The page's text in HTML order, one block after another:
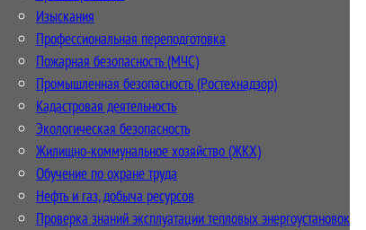
Изыскания
Профессиональная переподготовка
Пожарная безопасность (МЧС)
Промышленная безопасность (Ростехнадзор)
Кадастровая деятельность
Экологическая безопасность
Жилищно-коммунальное хозяйство (ЖКХ)
Обучение по охране труда
Нефть и газ, добыча ресурсов
Проверка знаний эксплуатации тепловых энергоустановок